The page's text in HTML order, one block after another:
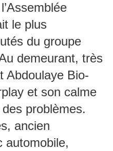
le plus
du groupe
demeurant, très
Abdoulaye Bio-
et son calme
problèmes.
ancien
automobile,